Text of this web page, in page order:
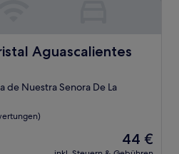
Aguascalientes
de Nuestra Senora De La
Der
Preis
44 €